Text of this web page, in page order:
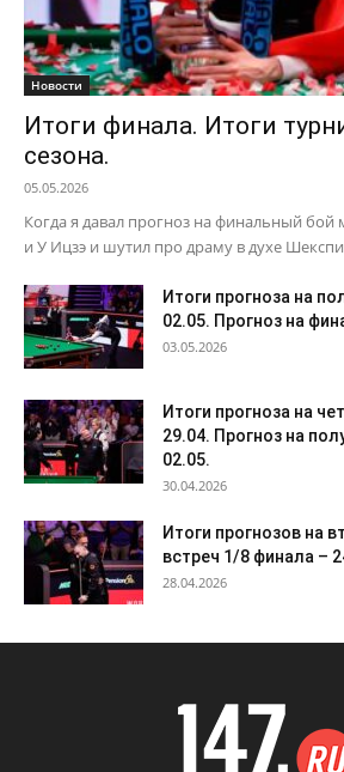
Новости
Итоги финала. Итоги
сезона.
05.05.2026
Когда я давал прогноз на финальный
и У Ицзэ и шутил про драму в духе
Итоги прогноза на
02.05. Прогноз на
03.05.2026
Итоги прогноза на
29.04. Прогноз на
02.05.
30.04.2026
Итоги прогнозов на
встреч 1/8 финала –
28.04.2026